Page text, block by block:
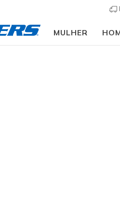
MULHER